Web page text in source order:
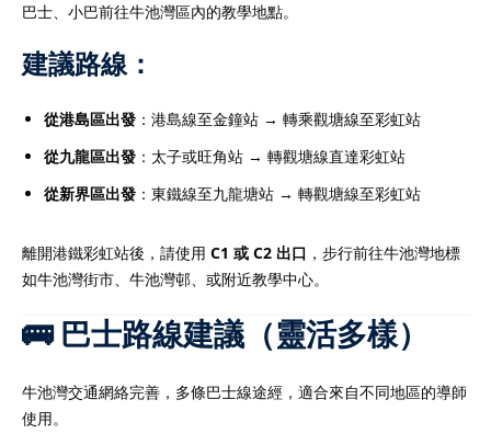
巴士、小巴前往牛池灣區內的教學地點。
建議路線：
從港島區出發 ：港島線至金鐘站 → 轉乘觀塘線至彩虹站
從九龍區出發 ：太子或旺角站 → 轉觀塘線直達彩虹站
從新界區出發 ：東鐵線至九龍塘站 → 轉觀塘線至彩虹站
離開港鐵彩虹站後，請使用 C1 或 C2 出口 ，步行前往牛池灣地標
如牛池灣街市、牛池灣邨、或附近教學中心。
🚌 巴士路線建議（靈活多樣）
牛池灣交通網絡完善，多條巴士線途經，適合來自不同地區的導師
使用。